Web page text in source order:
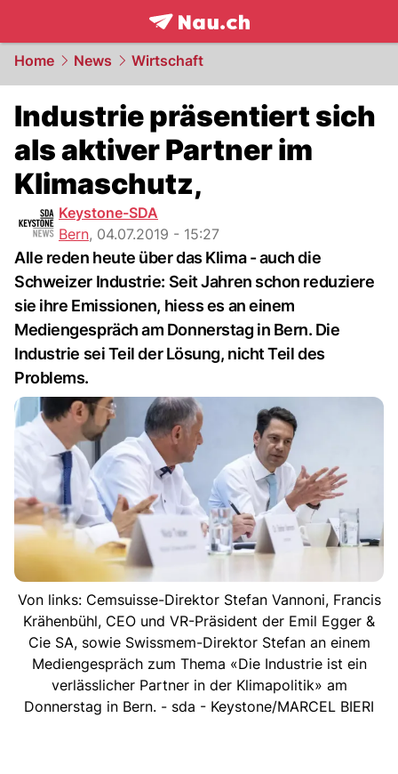
frontpage.NAU.ch
Home News Wirtschaft
Industrie präsentiert sich
als aktiver Partner im
Klimaschutz,
Keystone-SDA
Bern, 04.07.2019 - 15:27
Alle reden heute über das Klima - auch die
Schweizer Industrie: Seit Jahren schon reduziere
sie ihre Emissionen, hiess es an einem
Mediengespräch am Donnerstag in Bern. Die
Industrie sei Teil der Lösung, nicht Teil des
Problems.
Von links: Cemsuisse-Direktor Stefan Vannoni, Francis
Krähenbühl, CEO und VR-Präsident der Emil Egger &
Cie SA, sowie Swissmem-Direktor Stefan an einem
Mediengespräch zum Thema «Die Industrie ist ein
verlässlicher Partner in der Klimapolitik» am
Donnerstag in Bern. - sda - Keystone/MARCEL BIERI